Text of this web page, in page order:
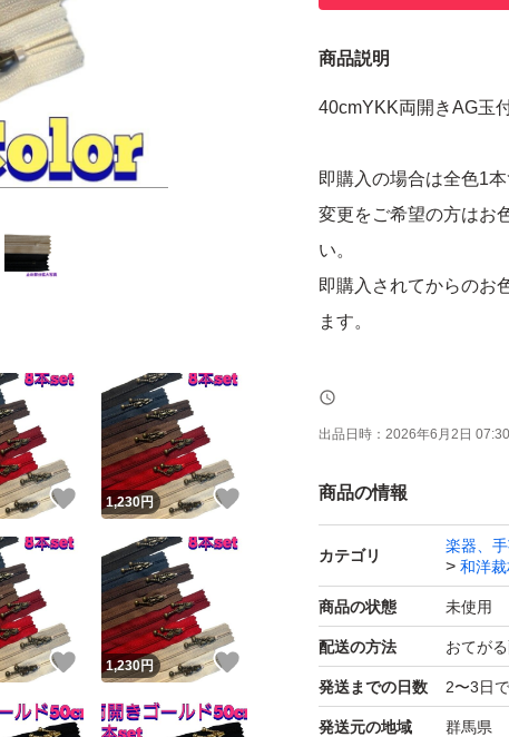
商品説明
40cmYKK両開きAG玉
即購入の場合は全色1
変更をご希望の方はお
い。
即購入されてからのお
ます。
ハサミでカットでき、
★取り扱いサイズ
価格(送料込み)
5本… 960円でも販売可
8本…1,230円
出品日時： 2026年6月2日 07:30
商品の情報
カテゴリ
楽器、
和洋
商品の状態 未使用
配送の方法 おてが
発送までの日数 2〜3日
発送元の地域 群馬県
いいね！
1,230円
いいね！
1,230円